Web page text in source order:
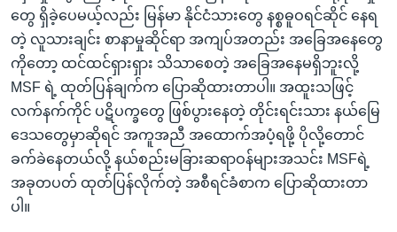
တွေ ရှိခဲ့ပေမယ့်လည်း မြန်မာ နိုင်ငံသားတွေ နစ္စဓူဝရင်ဆိုင် နေရ
တဲ့ လူသားချင်း စာနာမှုဆိုင်ရာ အကျပ်အတည်း အခြေအနေတွေ
ကိုတော့ ထင်ထင်ရှားရှား သိသာစေတဲ့ အခြေအနေမရှိဘူးလို့
MSF ရဲ့ ထုတ်ပြန်ချက်က ပြောဆိုထားတာပါ။ အထူးသဖြင့်
လက်နက်ကိုင် ပဋိပက္ခတွေ ဖြစ်ပွားနေတဲ့ တိုင်းရင်းသား နယ်မြေ
ဒေသတွေမှာဆိုရင် အကူအညီ အထောက်အပံ့ရဖို့ ပိုလို့တောင်
ခက်ခဲနေတယ်လို့ နယ်စည်းမခြားဆရာဝန်များအသင်း MSFရဲ့
အခုတပတ် ထုတ်ပြန်လိုက်တဲ့ အစီရင်ခံစာက ပြောဆိုထားတာ
ပါ။